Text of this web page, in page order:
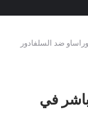
ضد السلفادور
في